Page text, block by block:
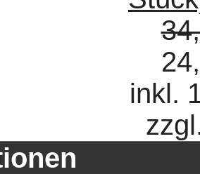
inkl.